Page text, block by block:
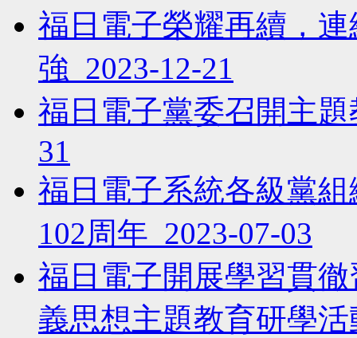
福日電子榮耀再續，
強 2023-12-21
福日電子黨委召開主
31
福日電子系統各級黨
102周年 2023-07-03
福日電子開展學習貫
義思想主題教育研學